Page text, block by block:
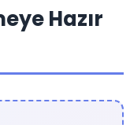
Hazır